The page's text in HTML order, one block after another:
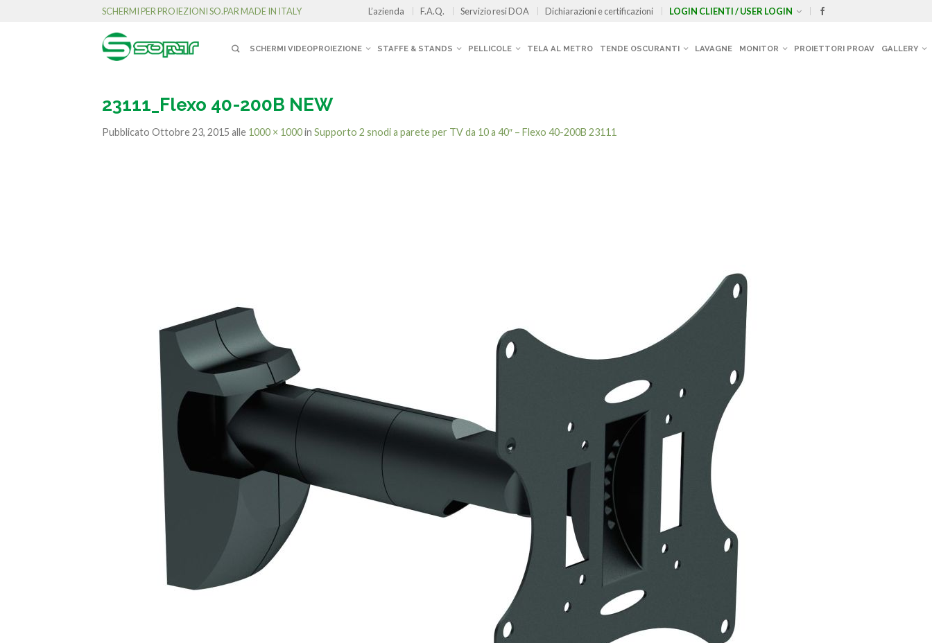
SCHERMI PER PROIEZIONI SO.PAR MADE IN ITALY L’azienda F.A.Q. Servizio resi DOA Dichiarazioni e certificazioni LOGIN CLIENTI / USER LOGIN
SCHERMI VIDEOPROIEZIONE STAFFE & STANDS PELLICOLE TELA AL METRO TENDE OSCURANTI LAVAGNE MONITOR PROIETTORI PROAV GALLERY
23111_Flexo 40-200B NEW
Pubblicato Ottobre 23, 2015 alle 1000 × 1000in Supporto 2 snodi a parete per TV da 10 a 40″ – Flexo 40-200B 23111